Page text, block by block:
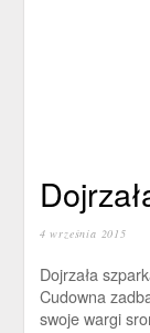
4 września 2015
Dojrzała
Cudowna
swoje wargi